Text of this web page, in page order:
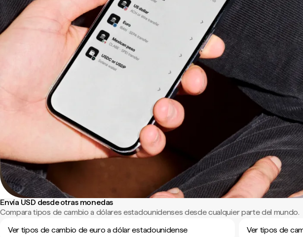
Envía USD desde otras monedas
Compara tipos de cambio a dólares estadounidenses desde cualquier parte del mundo.
Ver tipos de cambio de euro a dólar estadounidense
Ver tipos de